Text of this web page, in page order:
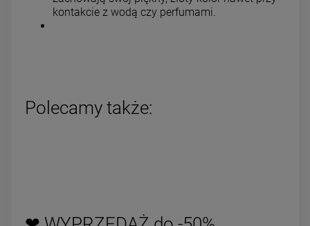
kontakcie z wodą czy perfumami.
Polecamy także: